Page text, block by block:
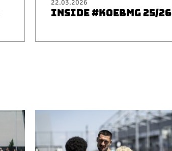
22.03.2026
INSIDE #KOEBMG 25/26